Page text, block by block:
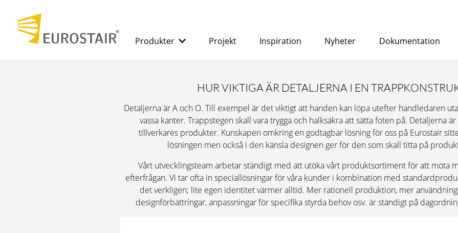
Produkter
Lämplig för både inomhus- och utomhusbruk och kan
kontors- eller bostadshus.
KORROSIONSSKYDD
PREMIUM
Projekt Inspiration Nyheter Dokumentation
HUR VIKTIGA ÄR DETALJERNA I EN
Detaljerna är A och O. Till exempel är det viktigt att handen kan löpa utefter handledaren
vassa kanter. Trappstegen skall vara trygga och halksäkra att sätta foten på. Detaljerna
tillverkares produkter. Kunskapen omkring en godtagbar lösning för oss på Eurostair
lösningen men också i den känsla designen ger för den som skall titta på
Vårt utvecklingsteam arbetar ständigt med att utöka vårt produktsortiment för att möta
efterfrågan. Vi tar ofta in speciallösningar för våra kunder i kombination med
det verkligen; lite egen identitet värmer alltid. Mer rationell produktion, mer
designförbättringar, anpassningar för specifika styrda behov osv. är ständigt på